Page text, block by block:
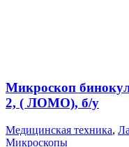
Микроскоп
2, ( ЛОМО), б/у
Медицинская техника,
Микроскопы